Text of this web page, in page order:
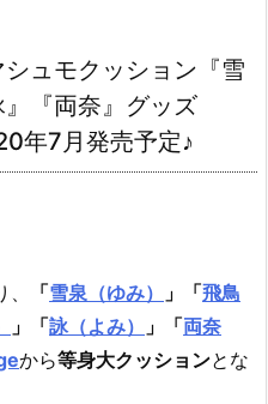
シュモクッション『雪
『両奈』グッズ
年7月発売予定♪
「雪泉（ゆみ） 」「飛鳥
」「詠（よみ） 」 「両奈
から等身大クッションとな